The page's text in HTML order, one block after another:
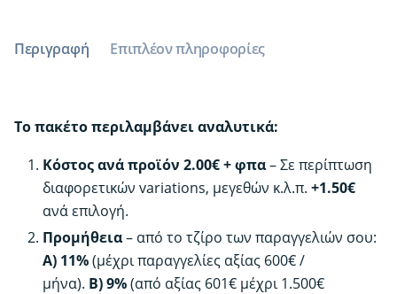
shop
Products4u.gr
Pro
προμήθεια
ποσότητα
Περιγραφή Επιπλέον πληροφορίες
Το πακέτο περιλαμβάνει αναλυτικά:
Κόστος ανά προϊόν 2.00€ + φπα– Σε περίπτωση
διαφορετικών variations, μεγεθών κ.λ.π. +1.50€
ανά επιλογή.
Προμήθεια– από το τζίρο των παραγγελιών σου:
A) 11%(μέχρι παραγγελίες αξίας 600€ /
μήνα). Β)9%(από αξίας 601€ μέχρι 1.500€